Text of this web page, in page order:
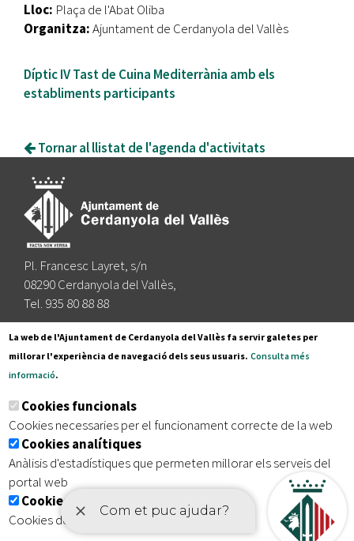
Lloc: Plaça de l'Abat Oliba
Organitza:Ajuntament de Cerdanyola del Vallès
Díptic IV Tast de Cuina Mediterrània amb els
establiments participants
Tornar al llistat de l'agenda d'activitats
Pl. Francesc Layret, s/n
08290 Cerdanyola del Vallès,
Tel. 935 80 88 88
Segueix-nos a:
Subscriu-te al nostre butlletí
Inici | Avís legal | Protecció de dades
| Accessibilitat
La web de l'Ajuntament de Cerdanyola del Vallès fa servir galetes per
millorar l'experiència de navegació dels seus usuaris. Consulta més
informació.
Cookies funcionals
Cookies necessaries per el funcionament correcte de la web
Cookies analítiques
Anàlisis d'estadístiques que permeten millorar els serveis del
portal web
Cookies publicitàries
Cookies de tercers amb finalitat publicitària